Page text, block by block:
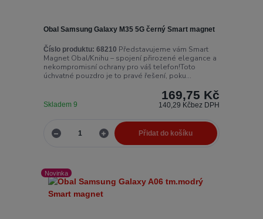
Obal Samsung Galaxy M35 5G černý Smart magnet
Číslo produktu: 68210 Představujeme vám Smart
Magnet Obal/Knihu – spojení přirozené elegance a
nekompromisní ochrany pro váš telefon!Toto
úchvatné pouzdro je to pravé řešení, poku...
169,75 Kč
140,29 Kčbez DPH
Skladem 9
Přidat do košíku
Novinka